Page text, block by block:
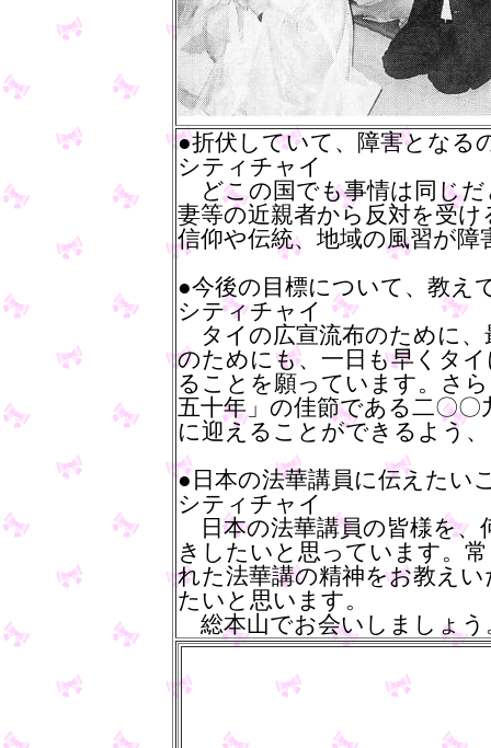
●折伏していて、障害となる
シティチャイ
どこの国でも事情は同じだ
妻等の近親者から反対を受
信仰や伝統、地域の風習が
●今後の目標について、教え
シティチャイ
タイの広宣流布のために、
のためにも、一日も早くタ
ることを願っています。さ
五十年」の佳節である二〇
に迎えることができるよう
●日本の法華講員に伝えたい
シティチャイ
日本の法華講員の皆様を、
きしたいと思っています。
れた法華講の精神をお教え
たいと思います。
総本山でお会いしましょう